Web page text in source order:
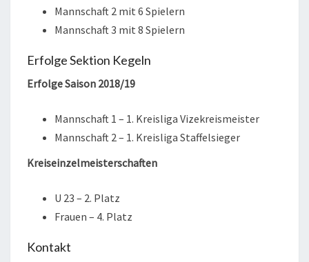
Mannschaft 2 mit 6 Spielern
Mannschaft 3 mit 8 Spielern
Erfolge Sektion Kegeln
Erfolge Saison 2018/19
Mannschaft 1 – 1. Kreisliga Vizekreismeister
Mannschaft 2 – 1. Kreisliga Staffelsieger
Kreiseinzelmeisterschaften
U 23 – 2. Platz
Frauen – 4. Platz
Kontakt